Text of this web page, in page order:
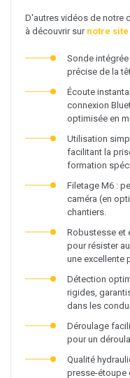
D'autres vidéos de notre
à découvrir sur notre
Sonde
précise de la
Écoute
connexion
optimisée en
Utilisation
facilitant la
formation
Filetage M6 :
caméra (en
chantiers.
Robustesse et
pour résister
une excellente
Détection
rigides,
dans les
Déroulage
pour un
Qualité
presse-étoupe